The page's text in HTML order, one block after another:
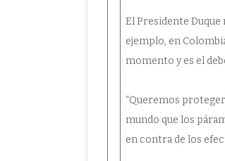
El Presidente
ejemplo, en
momento y es el
“Queremos
mundo que los
en contra de los